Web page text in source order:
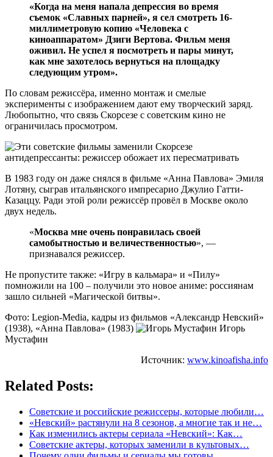
«Когда на меня напала депрессия во время
съемок «Славных парней», я сел смотреть 16-
миллиметровую копию «Человека с
киноаппаратом» Дзиги Вертова. Фильм меня
оживил. Не успел я посмотреть и пары минут,
как мне захотелось вернуться на площадку
следующим утром».
По словам режиссёра, именно монтаж и смелые
эксперименты с изображением дают ему творческий заряд.
Любопытно, что связь Скорсезе с советским кино не
ограничилась просмотром.
В 1983 году он даже снялся в фильме «Анна Павлова» Эмиля
Лотяну, сыграв итальянского импресарио Джулио Гатти-
Казаццу. Ради этой роли режиссёр провёл в Москве около
двух недель.
«Москва мне очень понравилась своей
самобытностью и величественностью», —
признавался режиссер.
Не пропустите также: «Игру в кальмара» и «Пилу»
помножили на 100 – получили это новое аниме: россиянам
зашло сильней «Магической битвы».
Фото: Legion-Media, кадры из фильмов «Александр Невский»
(1938), «Анна Павлова» (1983)
Игорь
Мустафин
Источник: www.kinoafisha.info
Related Posts:
Советские и российские режиссеры, которые любили…
«Невский» растянули на 8 сезонов, а многие так и не…
Как изменились актеры сериала «Невский»: Как…
Советские актеры, которых заменили в культовых…